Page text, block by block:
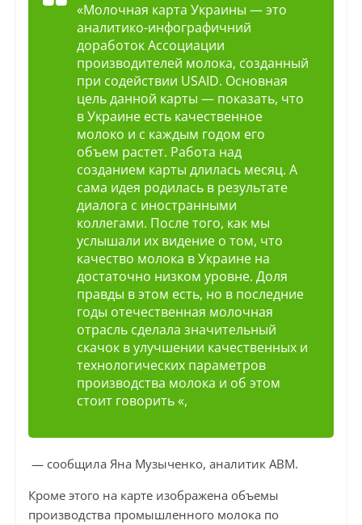
«Молочная карта Украины — это
аналитико-инфографичний
доработок Ассоциации
производителей молока, созданный
при содействии USAID. Основная
цель данной карты — показать, что
в Украине есть качественное
молоко и с каждым годом его
объем растет. Работа над
созданием карты длилась месяц. А
сама идея родилась в результате
диалога с иностранными
коллегами. После того, как мы
услышали их видение о том, что
качество молока в Украине на
достаточно низком уровне. Доля
правды в этом есть, но в последние
годы отечественная молочная
отрасль сделала значительный
скачок в улучшении качественных и
технологических параметров
производства молока и об этом
стоит говорить «,
— сообщила Яна Музыченко, аналитик АВМ.
Кроме этого на карте изображена объемы
производства промышленного молока по